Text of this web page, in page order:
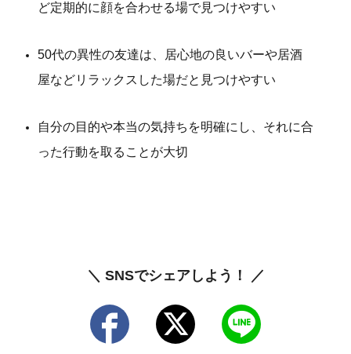
ど定期的に顔を合わせる場で見つけやすい
50代の異性の友達は、居心地の良いバーや居酒
屋などリラックスした場だと見つけやすい
自分の目的や本当の気持ちを明確にし、それに合
った行動を取ることが大切
＼ SNSでシェアしよう！ ／